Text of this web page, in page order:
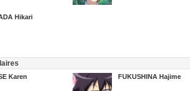
Hikari
Karen FUKUSHINA Hajime